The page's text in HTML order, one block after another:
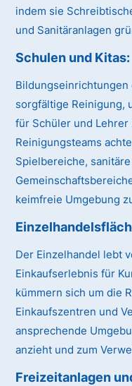
indem sie
und Sanitäranlagen
Schulen und Kitas:
sorgfältige Reinigung,
für Schüler und
Reinigungsteams
Spielbereiche,
keimfreie Umgebung
Der Einzelhandel lebt
Einkaufserlebnis für
kümmern sich um die
Einkaufszentren und
ansprechende
anzieht und zum
Freizeitanlagen